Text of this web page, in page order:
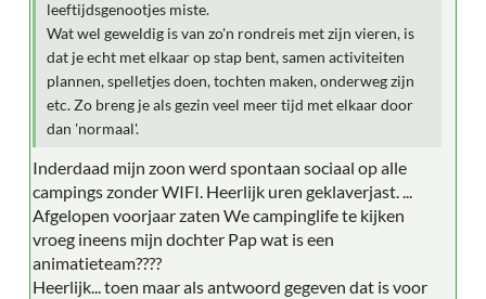
leeftijdsgenootjes miste.
Wat wel geweldig is van zo'n rondreis met zijn vieren, is
dat je echt met elkaar op stap bent, samen activiteiten
plannen, spelletjes doen, tochten maken, onderweg zijn
etc. Zo breng je als gezin veel meer tijd met elkaar door
dan 'normaal'.
Inderdaad mijn zoon werd spontaan sociaal op alle
campings zonder WIFI. Heerlijk uren geklaverjast. ...
Afgelopen voorjaar zaten We campinglife te kijken
vroeg ineens mijn dochter Pap wat is een
animatieteam????
Heerlijk... toen maar als antwoord gegeven dat is voor